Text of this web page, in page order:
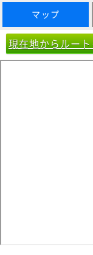
マップ
現在地からルー